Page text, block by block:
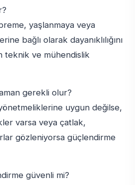
yaşlanmaya veya
bağlı olarak dayanıklılığını
teknik ve mühendislik
gerekli olur?
uygun değilse,
varsa veya çatlak,
gözleniyorsa güçlendirme
güvenli mi?